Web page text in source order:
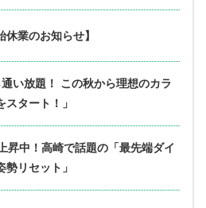
休業のお知らせ】
通い放題！ この秋から理想のカラ
スタート！」
昇中！高崎で話題の「最先端ダイ
勢リセット」